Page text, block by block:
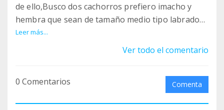
de ello,Busco dos cachorros prefiero imacho y
hembra que sean de tamaño medio tipo labrador
o Pastor alemán , algo así, si tenéis algo os
enteráis por favor decírmelo, gracias
Leer más...
Ver todo el comentario
0 Comentarios Comenta